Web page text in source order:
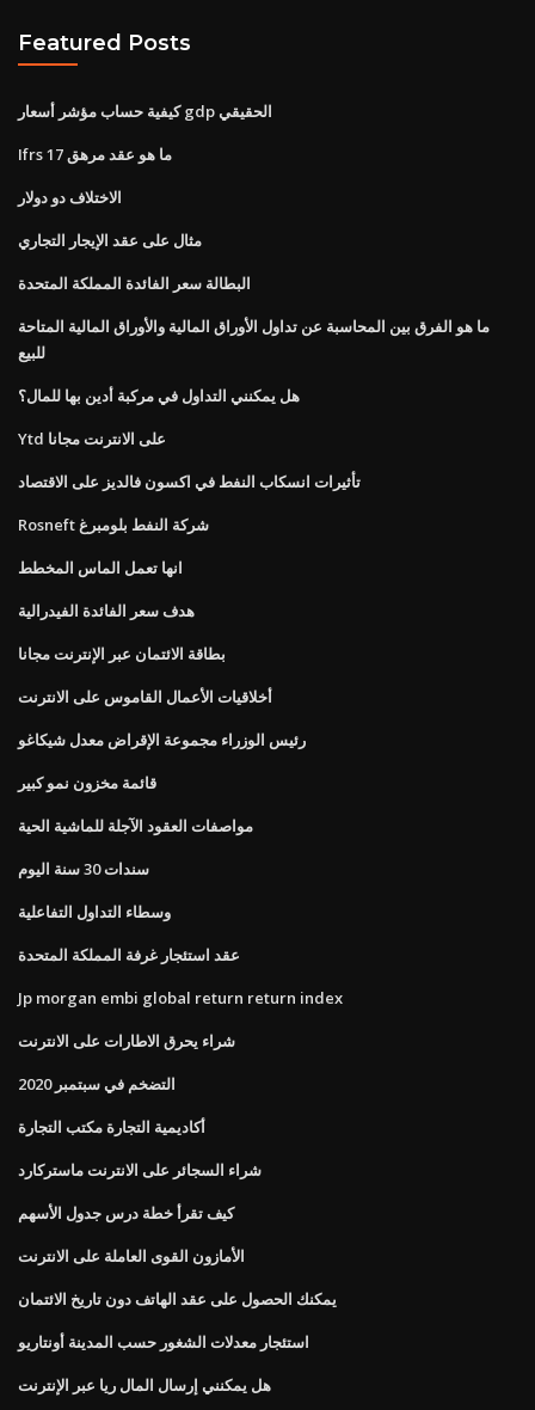
Featured Posts
كيفية حساب مؤشر أسعار gdp الحقيقي
Ifrs 17 ما هو عقد مرهق
الاختلاف دو دولار
مثال على عقد الإيجار التجاري
البطالة سعر الفائدة المملكة المتحدة
ما هو الفرق بين المحاسبة عن تداول الأوراق المالية والأوراق المالية المتاحة
للبيع
هل يمكنني التداول في مركبة أدين بها للمال؟
Ytd على الانترنت مجانا
تأثيرات انسكاب النفط في اكسون فالديز على الاقتصاد
Rosneft شركة النفط بلومبرغ
انها تعمل الماس المخطط
هدف سعر الفائدة الفيدرالية
بطاقة الائتمان عبر الإنترنت مجانا
أخلاقيات الأعمال القاموس على الانترنت
رئيس الوزراء مجموعة الإقراض معدل شيكاغو
قائمة مخزون نمو كبير
مواصفات العقود الآجلة للماشية الحية
سندات 30 سنة اليوم
وسطاء التداول التفاعلية
عقد استئجار غرفة المملكة المتحدة
Jp morgan embi global return return index
شراء يحرق الاطارات على الانترنت
التضخم في سبتمبر 2020
أكاديمية التجارة مكتب التجارة
شراء السجائر على الانترنت ماستركارد
كيف تقرأ خطة درس جدول الأسهم
الأمازون القوى العاملة على الانترنت
يمكنك الحصول على عقد الهاتف دون تاريخ الائتمان
استئجار معدلات الشغور حسب المدينة أونتاريو
هل يمكنني إرسال المال ريا عبر الإنترنت